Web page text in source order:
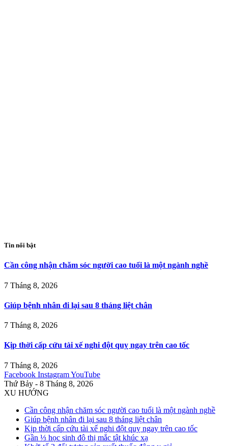
Tin nổi bật
Cần công nhận chăm sóc người cao tuổi là một ngành nghề
7 Tháng 8, 2026
Giúp bệnh nhân đi lại sau 8 tháng liệt chân
7 Tháng 8, 2026
Kịp thời cấp cứu tài xế nghi đột quỵ ngay trên cao tốc
7 Tháng 8, 2026
Facebook InstagramYouTube
Thứ Bảy - 8 Tháng 8, 2026
XU HƯỚNG
Cần công nhận chăm sóc người cao tuổi là một ngành nghề
Giúp bệnh nhân đi lại sau 8 tháng liệt chân
Kịp thời cấp cứu tài xế nghi đột quỵ ngay trên cao tốc
Gần ⅓ học sinh đô thị mắc tật khúc xạ